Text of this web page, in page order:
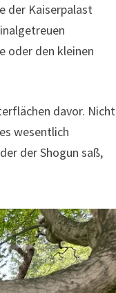
der Kaiserpalast
oder den kleinen
davor. Nicht
wesentlich
der Shogun saß,